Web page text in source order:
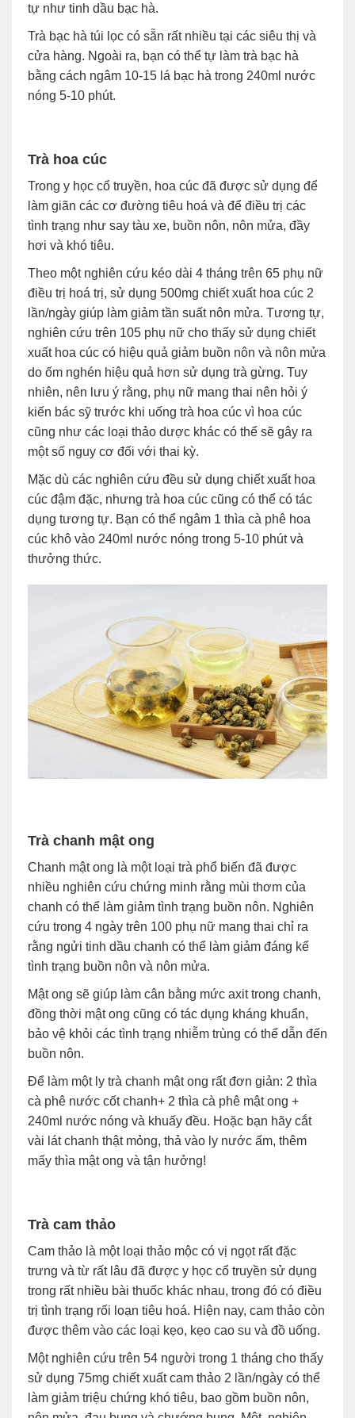
tự như tinh dầu bạc hà.
Trà bạc hà túi lọc có sẵn rất nhiều tại các siêu thị và
cửa hàng. Ngoài ra, bạn có thể tự làm trà bạc hà
bằng cách ngâm 10-15 lá bạc hà trong 240ml nước
nóng 5-10 phút.
Trà hoa cúc
Trong y học cổ truyền, hoa cúc đã được sử dụng để
làm giãn các cơ đường tiêu hoá và để điều trị các
tình trạng như say tàu xe, buồn nôn, nôn mửa, đầy
hơi và khó tiêu.
Theo một nghiên cứu kéo dài 4 tháng trên 65 phụ nữ
điều trị hoá trị, sử dụng 500mg chiết xuất hoa cúc 2
lần/ngày giúp làm giảm tần suất nôn mửa. Tương tự,
nghiên cứu trên 105 phụ nữ cho thấy sử dụng chiết
xuất hoa cúc có hiệu quả giảm buồn nôn và nôn mửa
do ốm nghén hiệu quả hơn sử dụng trà gừng. Tuy
nhiên, nên lưu ý rằng, phụ nữ mang thai nên hỏi ý
kiến bác sỹ trước khi uống trà hoa cúc vì hoa cúc
cũng như các loại thảo dược khác có thể sẽ gây ra
một số nguy cơ đối với thai kỳ.
Mặc dù các nghiên cứu đều sử dụng chiết xuất hoa
cúc đậm đặc, nhưng trà hoa cúc cũng có thể có tác
dụng tương tự. Bạn có thể ngâm 1 thìa cà phê hoa
cúc khô vào 240ml nước nóng trong 5-10 phút và
thưởng thức.
Trà chanh mật ong
Chanh mật ong là một loại trà phổ biến đã được
nhiều nghiên cứu chứng minh rằng mùi thơm của
chanh có thể làm giảm tình trạng buồn nôn. Nghiên
cứu trong 4 ngày trên 100 phụ nữ mang thai chỉ ra
rằng ngửi tinh dầu chanh có thể làm giảm đáng kể
tình trạng buồn nôn và nôn mửa.
Mật ong sẽ giúp làm cân bằng mức axit trong chanh,
đồng thời mật ong cũng có tác dụng kháng khuẩn,
bảo vệ khỏi các tình trạng nhiễm trùng có thể dẫn đến
buồn nôn.
Để làm một ly trà chanh mật ong rất đơn giản: 2 thìa
cà phê nước cốt chanh+ 2 thìa cà phê mật ong +
240ml nước nóng và khuấy đều. Hoặc bạn hãy cắt
vài lát chanh thật mỏng, thả vào ly nước ấm, thêm
mấy thìa mật ong và tận hưởng!
Trà cam thảo
Cam thảo là một loại thảo mộc có vị ngọt rất đặc
trưng và từ rất lâu đã được y học cổ truyền sử dụng
trong rất nhiều bài thuốc khác nhau, trong đó có điều
trị tình trạng rối loạn tiêu hoá. Hiện nay, cam thảo còn
được thêm vào các loại kẹo, kẹo cao su và đồ uống.
Một nghiên cứu trên 54 người trong 1 tháng cho thấy
sử dụng 75mg chiết xuất cam thảo 2 lần/ngày có thể
làm giảm triệu chứng khó tiêu, bao gồm buồn nôn,